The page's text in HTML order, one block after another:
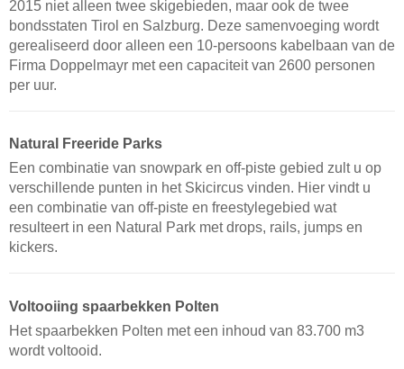
2015 niet alleen twee skigebieden, maar ook de twee
bondsstaten Tirol en Salzburg. Deze samenvoeging wordt
gerealiseerd door alleen een 10-persoons kabelbaan van de
Firma Doppelmayr met een capaciteit van 2600 personen
per uur.
Natural Freeride Parks
Een combinatie van snowpark en off-piste gebied zult u op
verschillende punten in het Skicircus vinden. Hier vindt u
een combinatie van off-piste en freestylegebied wat
resulteert in een Natural Park met drops, rails, jumps en
kickers.
Voltooiing spaarbekken Polten
Het spaarbekken Polten met een inhoud van 83.700 m3
wordt voltooid.